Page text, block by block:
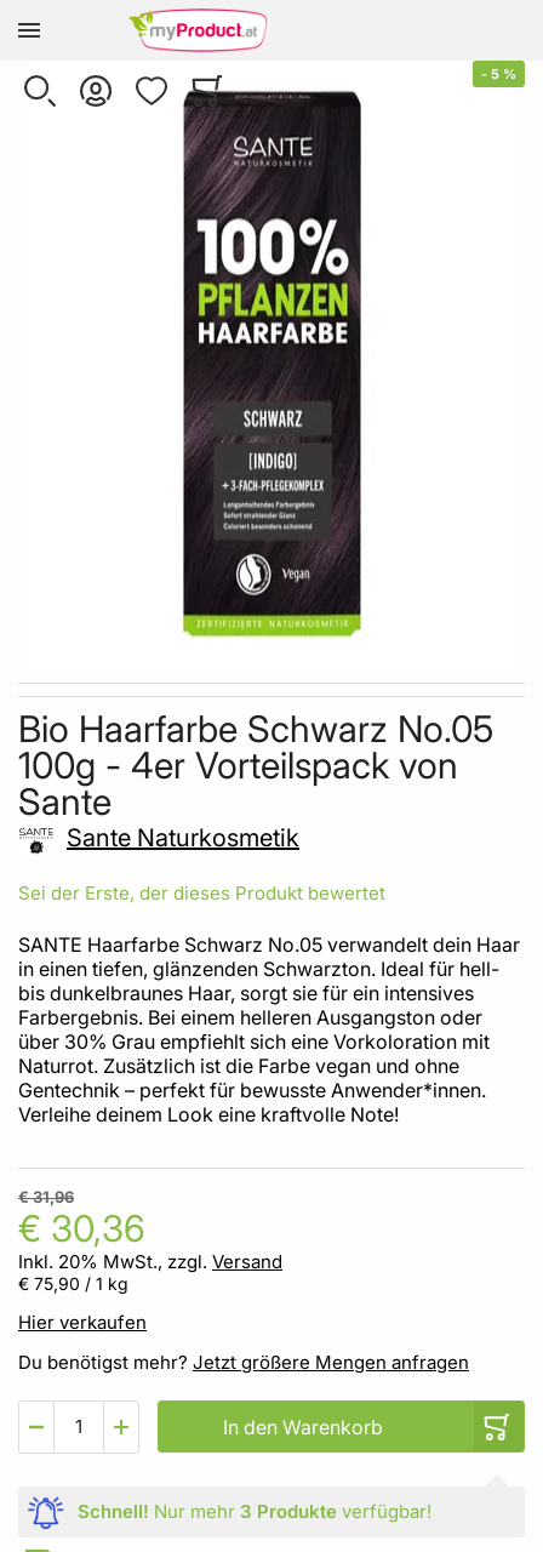
Zur Homepage
SUCHE KONTO WUNSCHLISTEWARENKORB
Minicart
Skip to the beginning of the images gallery
- 5 %
Bio Haarfarbe Schwarz No.05
100g - 4er Vorteilspack von
Sante
Sante Naturkosmetik
Sei der Erste, der dieses Produkt bewertet
SANTE Haarfarbe Schwarz No.05 verwandelt dein Haar
in einen tiefen, glänzenden Schwarzton. Ideal für hell-
bis dunkelbraunes Haar, sorgt sie für ein intensives
Farbergebnis. Bei einem helleren Ausgangston oder
über 30% Grau empfiehlt sich eine Vorkoloration mit
Naturrot. Zusätzlich ist die Farbe vegan und ohne
Gentechnik – perfekt für bewusste Anwender*innen.
Verleihe deinem Look eine kraftvolle Note!
€ 30,36
€ 31,96
Inkl. 20% MwSt., zzgl. Versand
€ 75,90 / 1 kg
Hier verkaufen
Du benötigst mehr? Jetzt größere Mengen anfragen
In den Warenkorb
Schnell! Nur mehr 3 Produkteverfügbar!